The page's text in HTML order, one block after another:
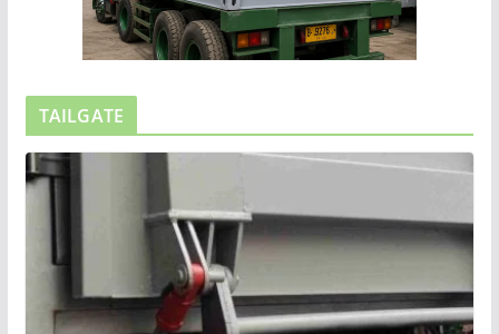
TAILGATE